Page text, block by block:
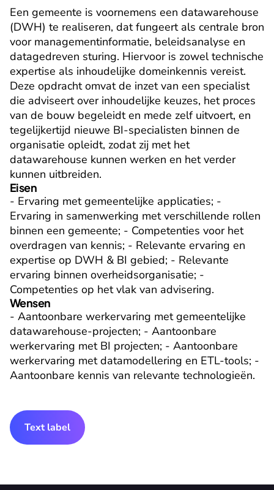
Een gemeente is voornemens een datawarehouse
(DWH) te realiseren, dat fungeert als centrale bron
voor managementinformatie, beleidsanalyse en
datagedreven sturing. Hiervoor is zowel technische
expertise als inhoudelijke domeinkennis vereist.
Deze opdracht omvat de inzet van een specialist
die adviseert over inhoudelijke keuzes, het proces
van de bouw begeleidt en mede zelf uitvoert, en
tegelijkertijd nieuwe BI-specialisten binnen de
organisatie opleidt, zodat zij met het
datawarehouse kunnen werken en het verder
kunnen uitbreiden.
Eisen
- Ervaring met gemeentelijke applicaties; -
Ervaring in samenwerking met verschillende rollen
binnen een gemeente; - Competenties voor het
overdragen van kennis; - Relevante ervaring en
expertise op DWH & BI gebied; - Relevante
ervaring binnen overheidsorganisatie; -
Competenties op het vlak van advisering.
Wensen
- Aantoonbare werkervaring met gemeentelijke
datawarehouse-projecten; - Aantoonbare
werkervaring met BI projecten; - Aantoonbare
werkervaring met datamodellering en ETL-tools; -
Aantoonbare kennis van relevante technologieën.
Text label